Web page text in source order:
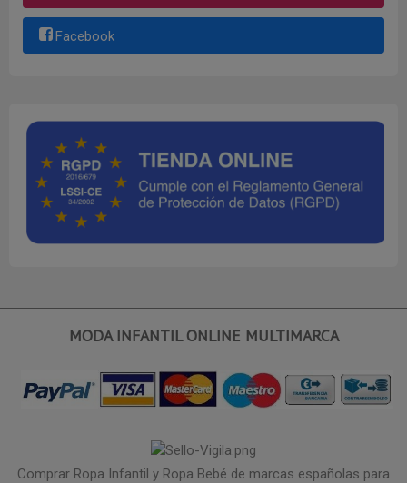
Facebook
MODA INFANTIL ONLINE MULTIMARCA
Comprar Ropa Infantil y Ropa Bebé de marcas españolas para